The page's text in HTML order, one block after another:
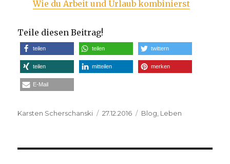
Wie du Arbeit und Urlaub kombinierst
Teile diesen Beitrag!
teilen teilen twittern
teilen mitteilen merken
E-Mail
Autor
Karsten Scherschanski
Veröffentlicht
27.12.2016 Kategorien
Blog Leben